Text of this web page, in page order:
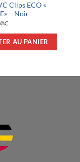
Clips ECO «
– Noir
AU PANIER